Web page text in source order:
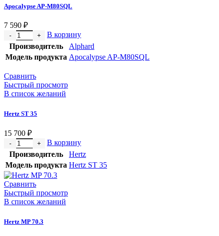
Apocalypse AP-M80SQL
7 590 ₽
В корзину
Производитель
Alphard
Модель продукта Apocalypse AP-M80SQL
Сравнить
Быстрый просмотр
В список желаний
Hertz ST 35
15 700 ₽
В корзину
Производитель
Hertz
Модель продукта Hertz ST 35
Сравнить
Быстрый просмотр
В список желаний
Hertz MP 70.3